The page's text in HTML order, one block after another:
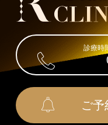
診療時
ご予